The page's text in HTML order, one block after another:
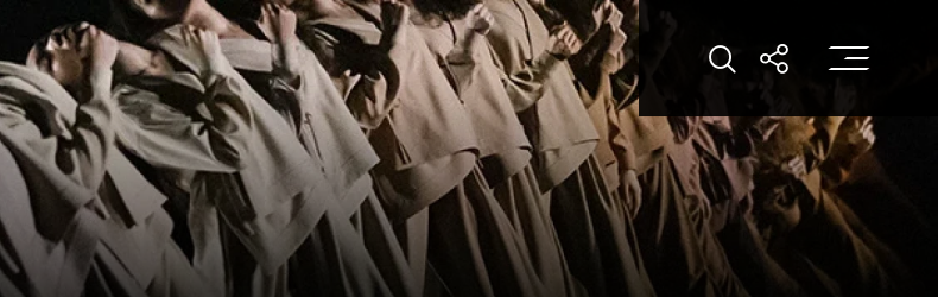
打开搜索打开分享打